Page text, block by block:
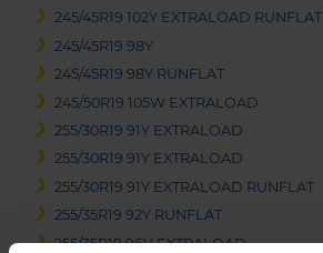
245/45R19 102Y EXTRALOAD RUNFLAT
245/45R19 98Y
245/45R19 98Y RUNFLAT
245/50R19 105W EXTRALOAD
255/30R19 91Y EXTRALOAD
255/30R19 91Y EXTRALOAD
255/30R19 91Y EXTRALOAD RUNFLAT
255/35R19 92Y RUNFLAT
255/35R19 96V EXTRALOAD